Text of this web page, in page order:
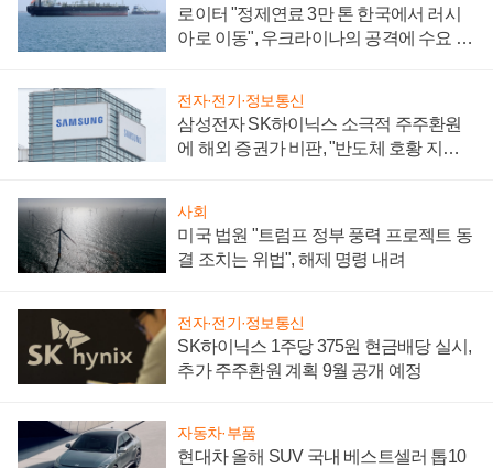
로이터 "정제연료 3만 톤 한국에서 러시
아로 이동", 우크라이나의 공격에 수요 늘
전자·전기·정보통신
삼성전자 SK하이닉스 소극적 주주환원
에 해외 증권가 비판, "반도체 호황 지속
사회
미국 법원 "트럼프 정부 풍력 프로젝트 동
결 조치는 위법", 해제 명령 내려
전자·전기·정보통신
SK하이닉스 1주당 375원 현금배당 실시,
추가 주주환원 계획 9월 공개 예정
자동차·부품
현대차 올해 SUV 국내 베스트셀러 톱10